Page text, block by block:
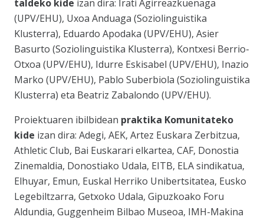
taldeko kide izan dira: Irati Agirreazkuenaga
(UPV/EHU), Uxoa Anduaga (Soziolinguistika
Klusterra), Eduardo Apodaka (UPV/EHU), Asier
Basurto (Soziolinguistika Klusterra), Kontxesi Berrio-
Otxoa (UPV/EHU), Idurre Eskisabel (UPV/EHU), Inazio
Marko (UPV/EHU), Pablo Suberbiola (Soziolinguistika
Klusterra) eta Beatriz Zabalondo (UPV/EHU).
Proiektuaren ibilbidean praktika Komunitateko
kide izan dira: Adegi, AEK, Artez Euskara Zerbitzua,
Athletic Club, Bai Euskarari elkartea, CAF, Donostia
Zinemaldia, Donostiako Udala, EITB, ELA sindikatua,
Elhuyar, Emun, Euskal Herriko Unibertsitatea, Eusko
Legebiltzarra, Getxoko Udala, Gipuzkoako Foru
Aldundia, Guggenheim Bilbao Museoa, IMH-Makina